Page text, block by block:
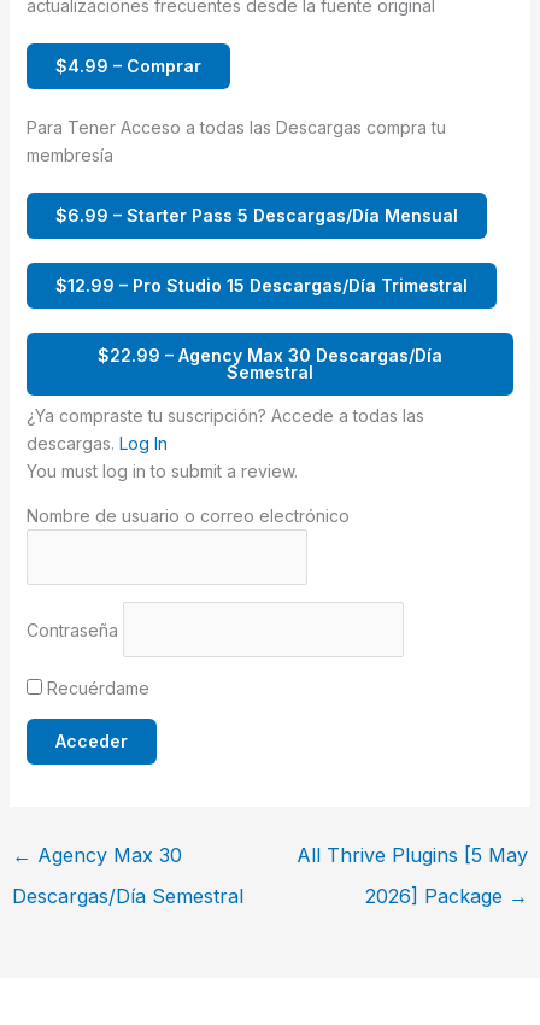
actualizaciones frecuentes desde la fuente original
$4.99 – Comprar
Para Tener Acceso a todas las Descargas compra tu
membresía
$6.99 – Starter Pass 5 Descargas/Día Mensual
$12.99 – Pro Studio 15 Descargas/Día Trimestral
$22.99 – Agency Max 30 Descargas/Día
Semestral
¿Ya compraste tu suscripción? Accede a todas las
descargas. Log In
You must log in to submit a review.
Nombre de usuario o correo electrónico
Contraseña
Recuérdame
← Agency Max 30
Descargas/Día Semestral
All Thrive Plugins [5 May
2026] Package →